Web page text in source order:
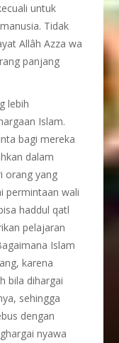
untuk
Tidak
Allâh Azza wa
panjang
lebih
Islam.
bagi mereka
dalam
orang yang
permintaan wali
haddul qatl
pelajaran
Islam
karena
bila dihargai
sehingga
dengan
nyawa